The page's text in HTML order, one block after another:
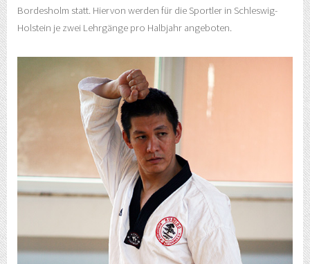
Bordesholm statt. Hiervon werden für die Sportler in Schleswig-
Holstein je zwei Lehrgänge pro Halbjahr angeboten.